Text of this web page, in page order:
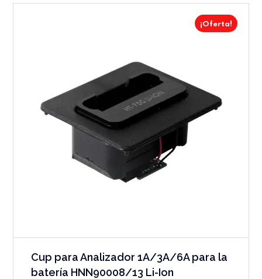
¡Oferta!
Cup para Analizador 1A/3A/6A para la
batería HNN90008/13 Li-Ion